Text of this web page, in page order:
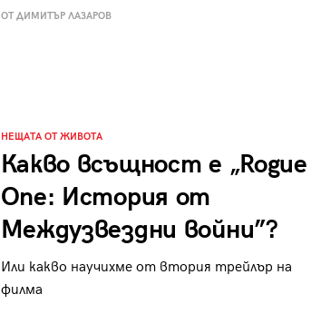
ОТ ДИМИТЪР ЛАЗАРОВ
НЕЩАТА ОТ ЖИВОТА
Какво всъщност е „Rogue
One: История от
Междузвездни войни”?
Или какво научихме от втория трейлър на
филма